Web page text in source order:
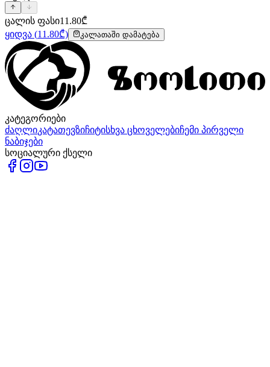
ცალის ფასი11.80₾
ყიდვა (11.80₾) კალათაში დამატება
კატეგორიები
ძაღლიკატათევზიჩიტისხვა ცხოველებიჩემი პირველი
ნაბიჯები
სოციალური ქსელი